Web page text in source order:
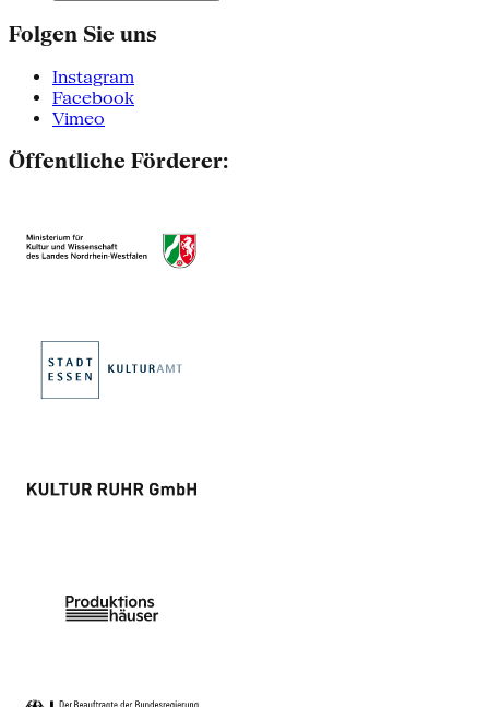
Folgen Sie uns
Instagram
Facebook
Vimeo
Öffentliche Förderer: